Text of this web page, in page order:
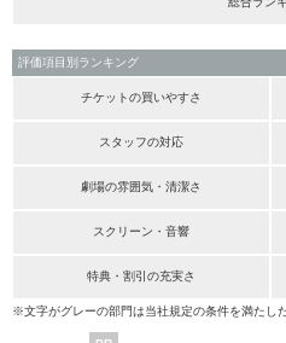
評価項目別ランキング
チケットの買いやすさ
スタッフの対応
劇場の雰囲気・清潔さ
スクリーン・音響
特典・割引の充実さ
※文字がグレーの部門は当社規定の条件を満たし